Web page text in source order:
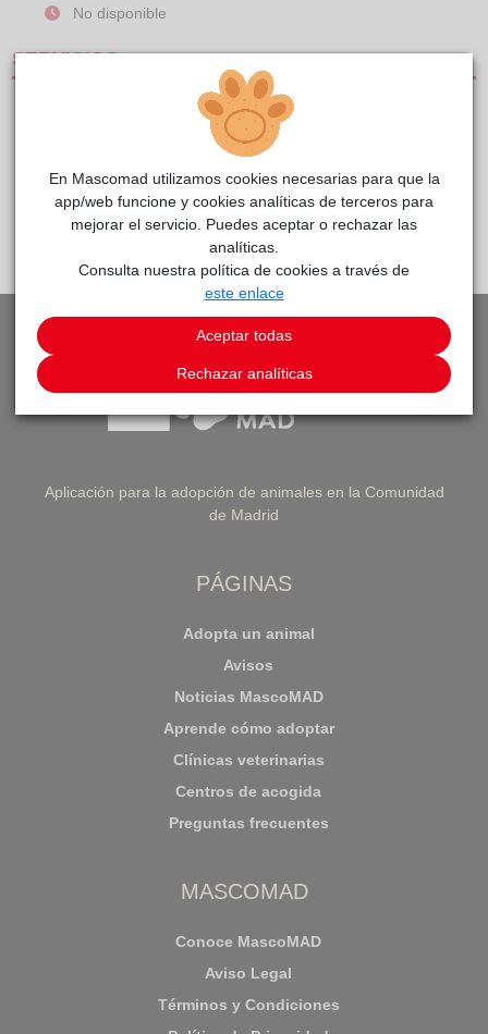
No disponible
SERVICIOS
CLÍNICAS DE PEQUEÑOS ANIMALES
CENTRO DE REFERENCIA
PEDIR CITA VOLVER A LISTADO DE CLÍNICAS
Aplicación para la adopción de animales en la Comunidad
de Madrid
PÁGINAS
Adopta un animal
Avisos
Noticias MascoMAD
Aprende cómo adoptar
Clínicas veterinarias
Centros de acogida
Preguntas frecuentes
MASCOMAD
Conoce MascoMAD
Aviso Legal
Términos y Condiciones
En Mascomad utilizamos cookies necesarias para que la
app/web funcione y cookies analíticas de terceros para
mejorar el servicio. Puedes aceptar o rechazar las
analíticas.
Consulta nuestra política de cookies a través de
este enlace
Aceptar todas
Rechazar analíticas